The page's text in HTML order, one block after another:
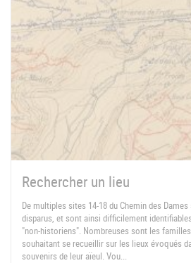
Rechercher un lieu
De multiples sites 14-18 du Chemin des
disparus, et sont ainsi difficilement
"non-historiens". Nombreuses sont les
souhaitant se recueillir sur les lieux évoqués
souvenirs de leur aïeul. Vou...